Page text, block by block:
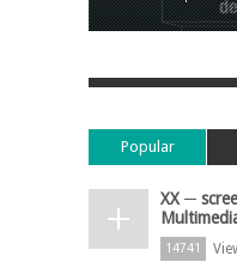
Popular
XX ─
14741